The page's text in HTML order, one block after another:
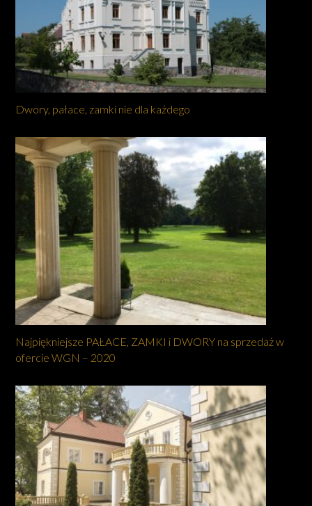
Dwory, pałace, zamki nie dla każdego
Najpiękniejsze PAŁACE, ZAMKI i DWORY na sprzedaż w
ofercie WGN – 2020